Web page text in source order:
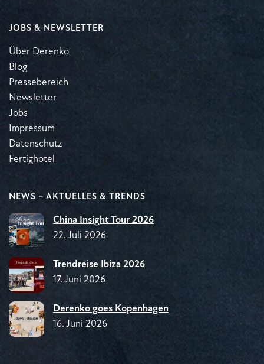
JOBS & NEWSLETTER
Über Derenko
Blog
Pressebereich
Newsletter
Jobs
Impressum
Datenschutz
Fertighotel
NEWS – AKTUELLES & TRENDS
China Insight Tour 2026
22. Juli 2026
Trendreise Ibiza 2026
17. Juni 2026
Derenko goes Kopenhagen
16. Juni 2026